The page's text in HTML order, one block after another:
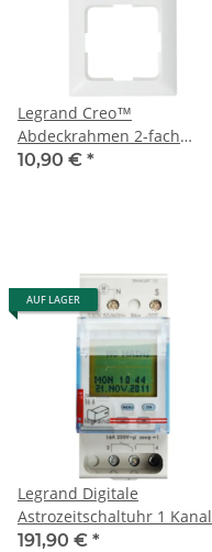
Legrand Creo™
Abdeckrahmen 2-fach
776202
10,90 € *
AUF LAGER
Legrand Digitale
Astrozeitschaltuhr 1 Kanal
412654
191,90 € *